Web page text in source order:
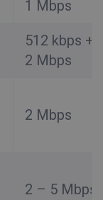
1 Mbps
512 kbps +
2 Mbps
2 Mbps
2 – 5 Mbps